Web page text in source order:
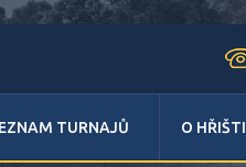
TURNAJŮ O HŘIŠTI